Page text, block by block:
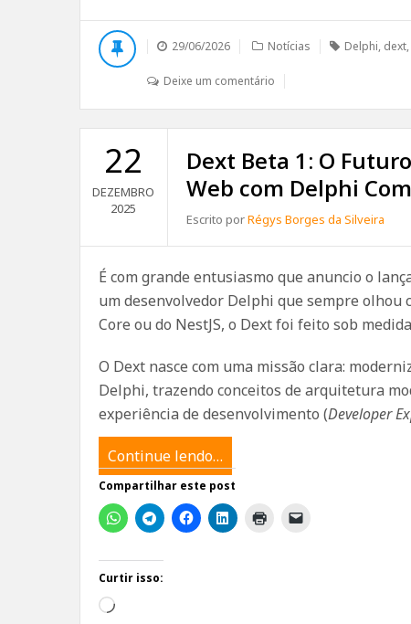
29/06/2026 Notícias Delphi, dext,
Deixe um comentário
22
DEZEMBRO
2025
Dext Beta 1: O
Web com Delphi
Escrito porRégys Borges da Silveira
É com grande entusiasmo que anuncio o
um desenvolvedor Delphi que sempre olhou
Core ou do NestJS, o Dext foi feito sob
O Dext nasce com uma missão clara:
Delphi, trazendo conceitos de arquitetura
experiência de desenvolvimento (Developer
Continue lendo…
Compartilhar este post
Curtir isso:
Carregando...